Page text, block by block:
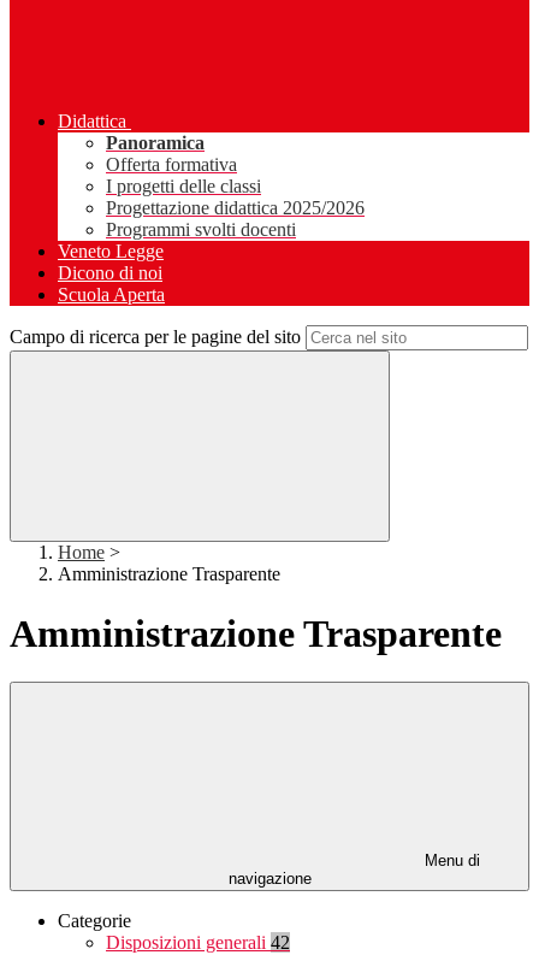
Didattica
Panoramica
Offerta formativa
I progetti delle classi
Progettazione didattica 2025/2026
Programmi svolti docenti
Veneto Legge
Dicono di noi
Scuola Aperta
Campo di ricerca per le pagine del sito
Home >
Amministrazione Trasparente
Amministrazione Trasparente
Menu di
navigazione
Categorie
Disposizioni generali 42